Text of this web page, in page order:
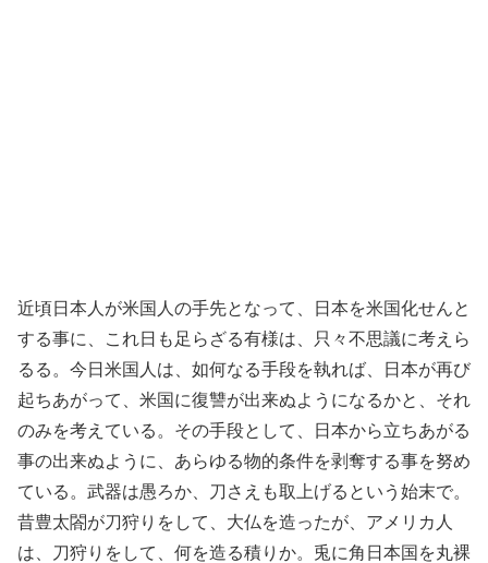
近頃日本人が米国人の手先となって、日本を米国化せんと
する事に、これ日も足らざる有様は、只々不思議に考えら
るる。今日米国人は、如何なる手段を執れば、日本が再び
起ちあがって、米国に復讐が出来ぬようになるかと、それ
のみを考えている。その手段として、日本から立ちあがる
事の出来ぬように、あらゆる物的条件を剥奪する事を努め
ている。武器は愚ろか、刀さえも取上げるという始末で。
昔豊太閤が刀狩りをして、大仏を造ったが、アメリカ人
は、刀狩りをして、何を造る積りか。兎に角日本国を丸裸